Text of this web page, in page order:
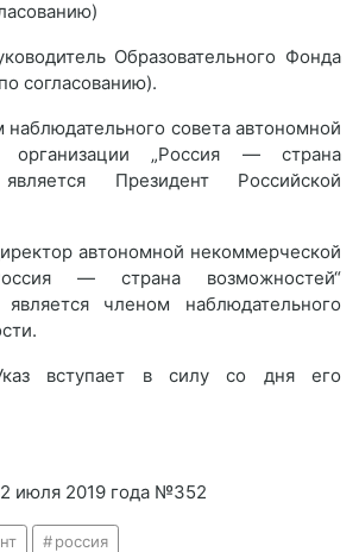
Образовательного Фонда
согласованию).
совета автономной
организации „Россия — страна
Президент Российской
автономной некоммерческой
— страна возможностей“
членом наблюдательного
вступает в силу со дня его
июля 2019 года №352
россия